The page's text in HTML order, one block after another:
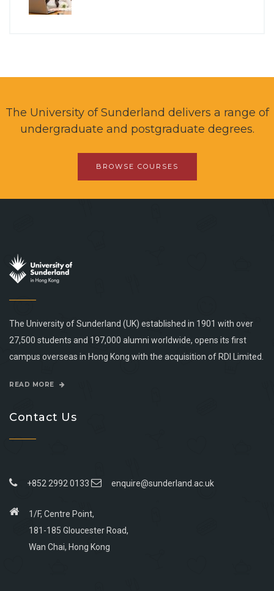
The University of Sunderland delivers a range of
undergraduate and postgraduate degrees.
BROWSE COURSES
The University of Sunderland (UK) established in 1901 with over
27,500 students and 197,000 alumni worldwide, opens its first
campus overseas in Hong Kong with the acquisition of RDI Limited.
READ MORE
Contact Us
+852 2992 0133 enquire@sunderland.ac.uk
1/F, Centre Point,
181-185 Gloucester Road,
Wan Chai, Hong Kong